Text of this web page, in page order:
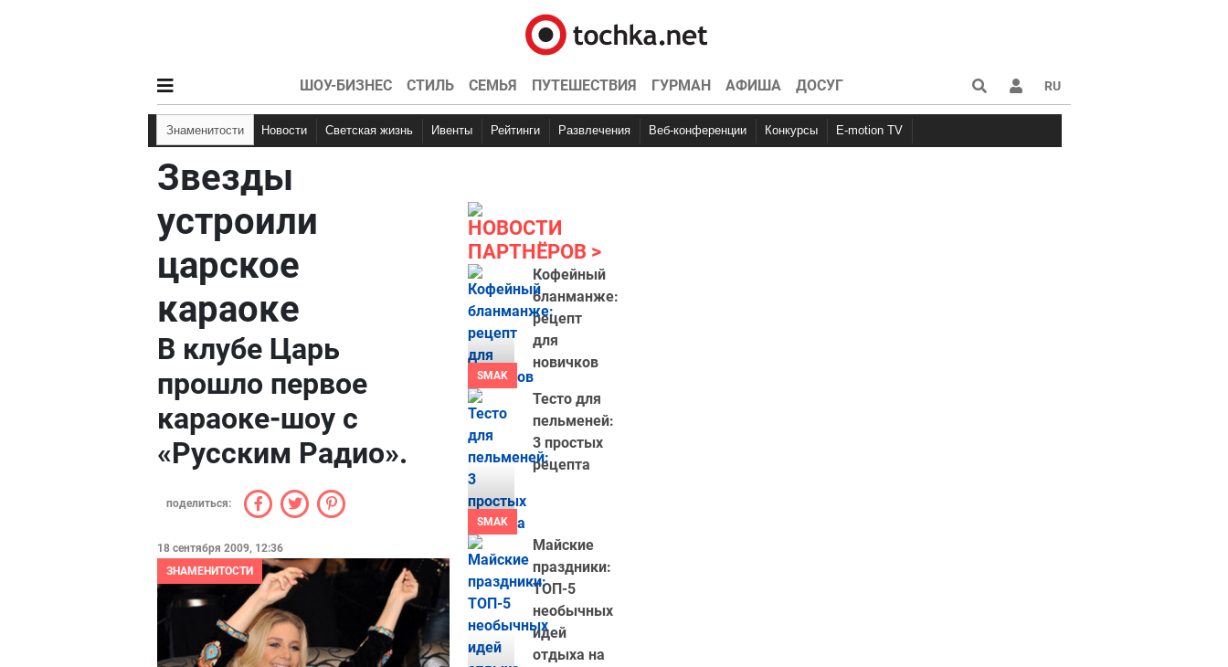
ШОУ-БИЗНЕС СТИЛЬ СЕМЬЯ ПУТЕШЕСТВИЯ ГУРМАН АФИША ДОСУГ RU
Знаменитости Новости Светская жизнь Ивенты Рейтинги Развлечения Веб-конференции Конкурсы E-motion TV
Звезды
устроили
царское
караоке
В клубе Царь
прошло первое
караоке-шоу с
«Русским Радио».
поделиться:
18 сентября 2009, 12:36
ЗНАМЕНИТОСТИ
НОВОСТИ
ПАРТНЁРОВ
SMAK
Кофейный
бланманже:
рецепт
для
новичков
SMAK
Тесто для
пельменей:
3 простых
рецепта
Майские
праздники:
ТОП-5
необычных
идей
отдыха на